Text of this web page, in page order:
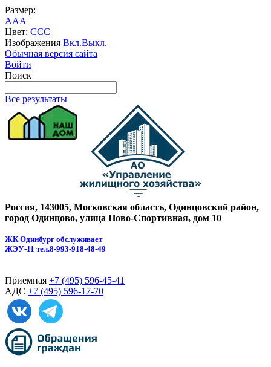
Размер:
AAA
Цвет: CCC
Изображения Вкл.Выкл.
Обычная версия сайта
Войти
Поиск
Все результаты
Россия, 143005, Московская область, Одинцовский район,
город Одинцово, улица Ново-Спортивная, дом 10
ЖК Одинбург обслуживает
ЖЭУ-11 тел.8-993-918-48-49
Приемная +7 (495) 596-45-41
АДС +7 (495) 596-17-70